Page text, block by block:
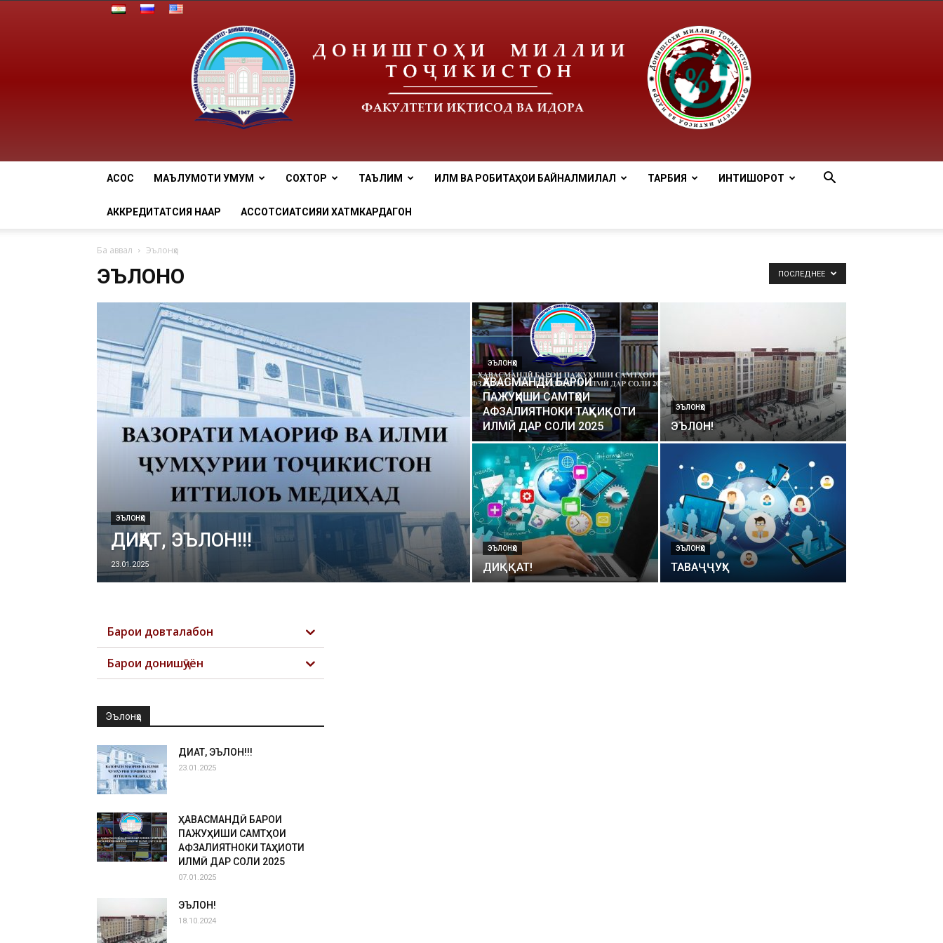
АСОСӢ МАЪЛУМОТИ УМУМӢ СОХТОР ТАЪЛИМ ИЛМ ВА РОБИТАҲОИ БАЙНАЛМИЛАЛӢ ТАРБИЯ ИНТИШОРОТ
АККРЕДИТАТСИЯ НААР АССОТСИАТСИЯИ ХАТМКАРДАГОН
Ба аввал Эълонҳо
ЭЪЛОНҲО ПОСЛЕДНЕЕ
ЭЪЛОНҲО
ДИҚҚАТ, ЭЪЛОН!!!
23.01.2025
ЭЪЛОНҲО
ҲАВАСМАНДӢ БАРОИ
ПАЖУҲИШИ САМТҲОИ
АФЗАЛИЯТНОКИ ТАҲҚИҚОТИ
ИЛМӢ ДАР СОЛИ 2025
ЭЪЛОНҲО
ЭЪЛОН!
ЭЪЛОНҲО
ДИҚҚАТ!
ЭЪЛОНҲО
ТАВАҶҶУҲ!
Барои довталабон
Барои донишҷӯён
Эълонҳо
ДИҚҚАТ, ЭЪЛОН!!!
23.01.2025
ҲАВАСМАНДӢ БАРОИ
ПАЖУҲИШИ САМТҲОИ
АФЗАЛИЯТНОКИ ТАҲҚИҚОТИ
ИЛМӢ ДАР СОЛИ 2025
07.01.2025
ЭЪЛОН!
18.10.2024